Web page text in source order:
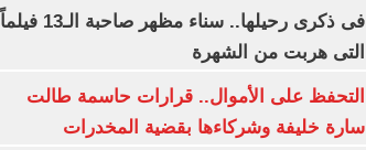
فى ذكرى رحيلها.. سناء مظهر صاحبة الـ13 فيلماً
التى هربت من الشهرة
التحفظ على الأموال.. قرارات حاسمة طالت
سارة خليفة وشركاءها بقضية المخدرات